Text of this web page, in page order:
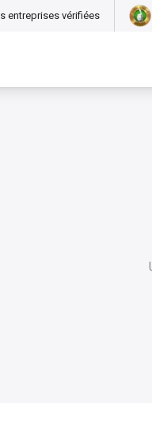
entreprises vérifiées